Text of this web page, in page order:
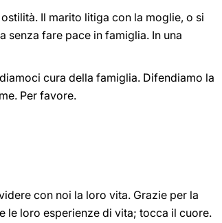
Il marito litiga con la moglie, o si
fare pace in famiglia. In una
cura della famiglia. Difendiamo la
Per favore.
con noi la loro vita. Grazie per la
le loro esperienze di vita; tocca il cuore.